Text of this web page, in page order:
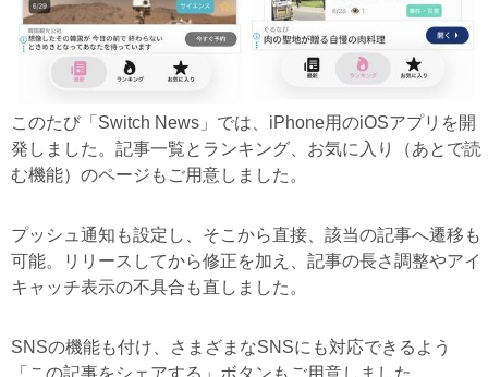
このたび「Switch News」では、iPhone用のiOSアプリを開
発しました。記事一覧とランキング、お気に入り（あとで読
む機能）のページもご用意しました。
プッシュ通知も設定し、そこから直接、該当の記事へ遷移も
可能。リリースしてから修正を加え、記事の長さ調整やアイ
キャッチ表示の不具合も直しました。
SNSの機能も付け、さまざまなSNSにも対応できるよう